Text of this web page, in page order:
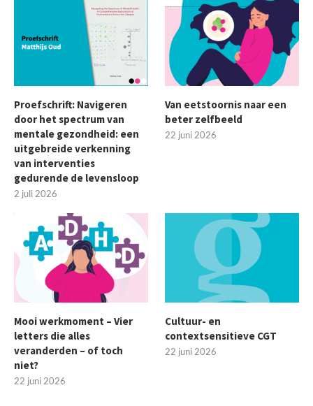
Proefschrift: Navigeren
door het spectrum van
mentale gezondheid: een
uitgebreide verkenning
van interventies
gedurende de levensloop
2 juli 2026
Van eetstoornis naar een
beter zelfbeeld
22 juni 2026
Mooi werkmoment – Vier
letters die alles
veranderden – of toch
niet?
22 juni 2026
Cultuur- en
contextsensitieve CGT
22 juni 2026